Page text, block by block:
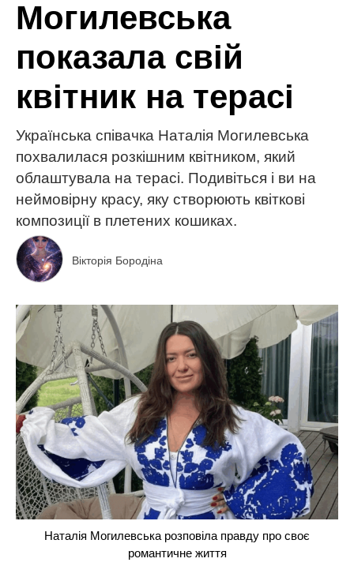
Могилевська
показала свій
квітник на терасі
Українська співачка Наталія Могилевська
похвалилася розкішним квітником, який
облаштувала на терасі. Подивіться і ви на
неймовірну красу, яку створюють квіткові
композиції в плетених кошиках.
Вікторія Бородіна
Наталія Могилевська розповіла правду про своє
романтичне життя